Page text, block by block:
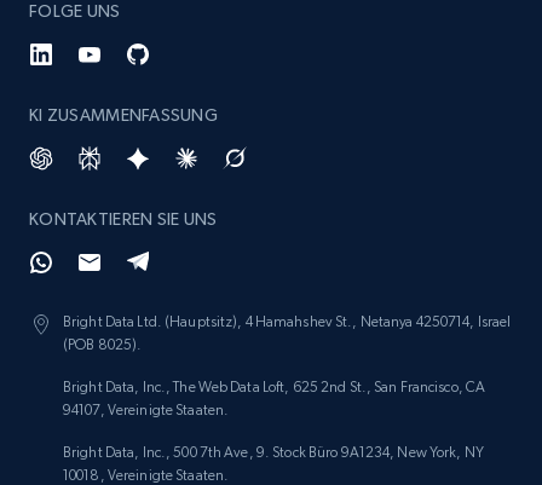
FOLGE UNS
KI ZUSAMMENFASSUNG
KONTAKTIEREN SIE UNS
Bright Data Ltd. (Hauptsitz), 4 Hamahshev St., Netanya 4250714, Israel
(POB 8025).
Bright Data, Inc., The Web Data Loft, 625 2nd St., San Francisco, CA
94107, Vereinigte Staaten.
Bright Data, Inc., 500 7th Ave, 9. Stock Büro 9A1234, New York, NY
10018, Vereinigte Staaten.